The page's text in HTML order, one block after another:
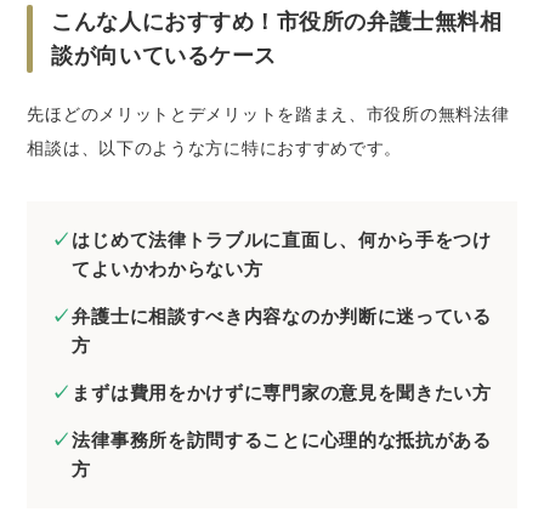
こんな人におすすめ！市役所の弁護士無料相
談が向いているケース
先ほどのメリットとデメリットを踏まえ、市役所の無料法律
相談は、以下のような方に特におすすめです。
はじめて法律トラブルに直面し、何から手をつけ
てよいかわからない方
弁護士に相談すべき内容なのか判断に迷っている
方
まずは費用をかけずに専門家の意見を聞きたい方
法律事務所を訪問することに心理的な抵抗がある
方